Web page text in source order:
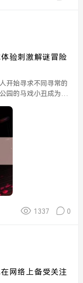
验刺激解谜冒险
开始寻求不同寻常的
园的马戏小丑成为了
这个恐怖公园中的
1337 0
网络上备受关注